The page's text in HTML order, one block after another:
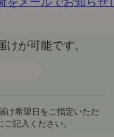
けが可能です。